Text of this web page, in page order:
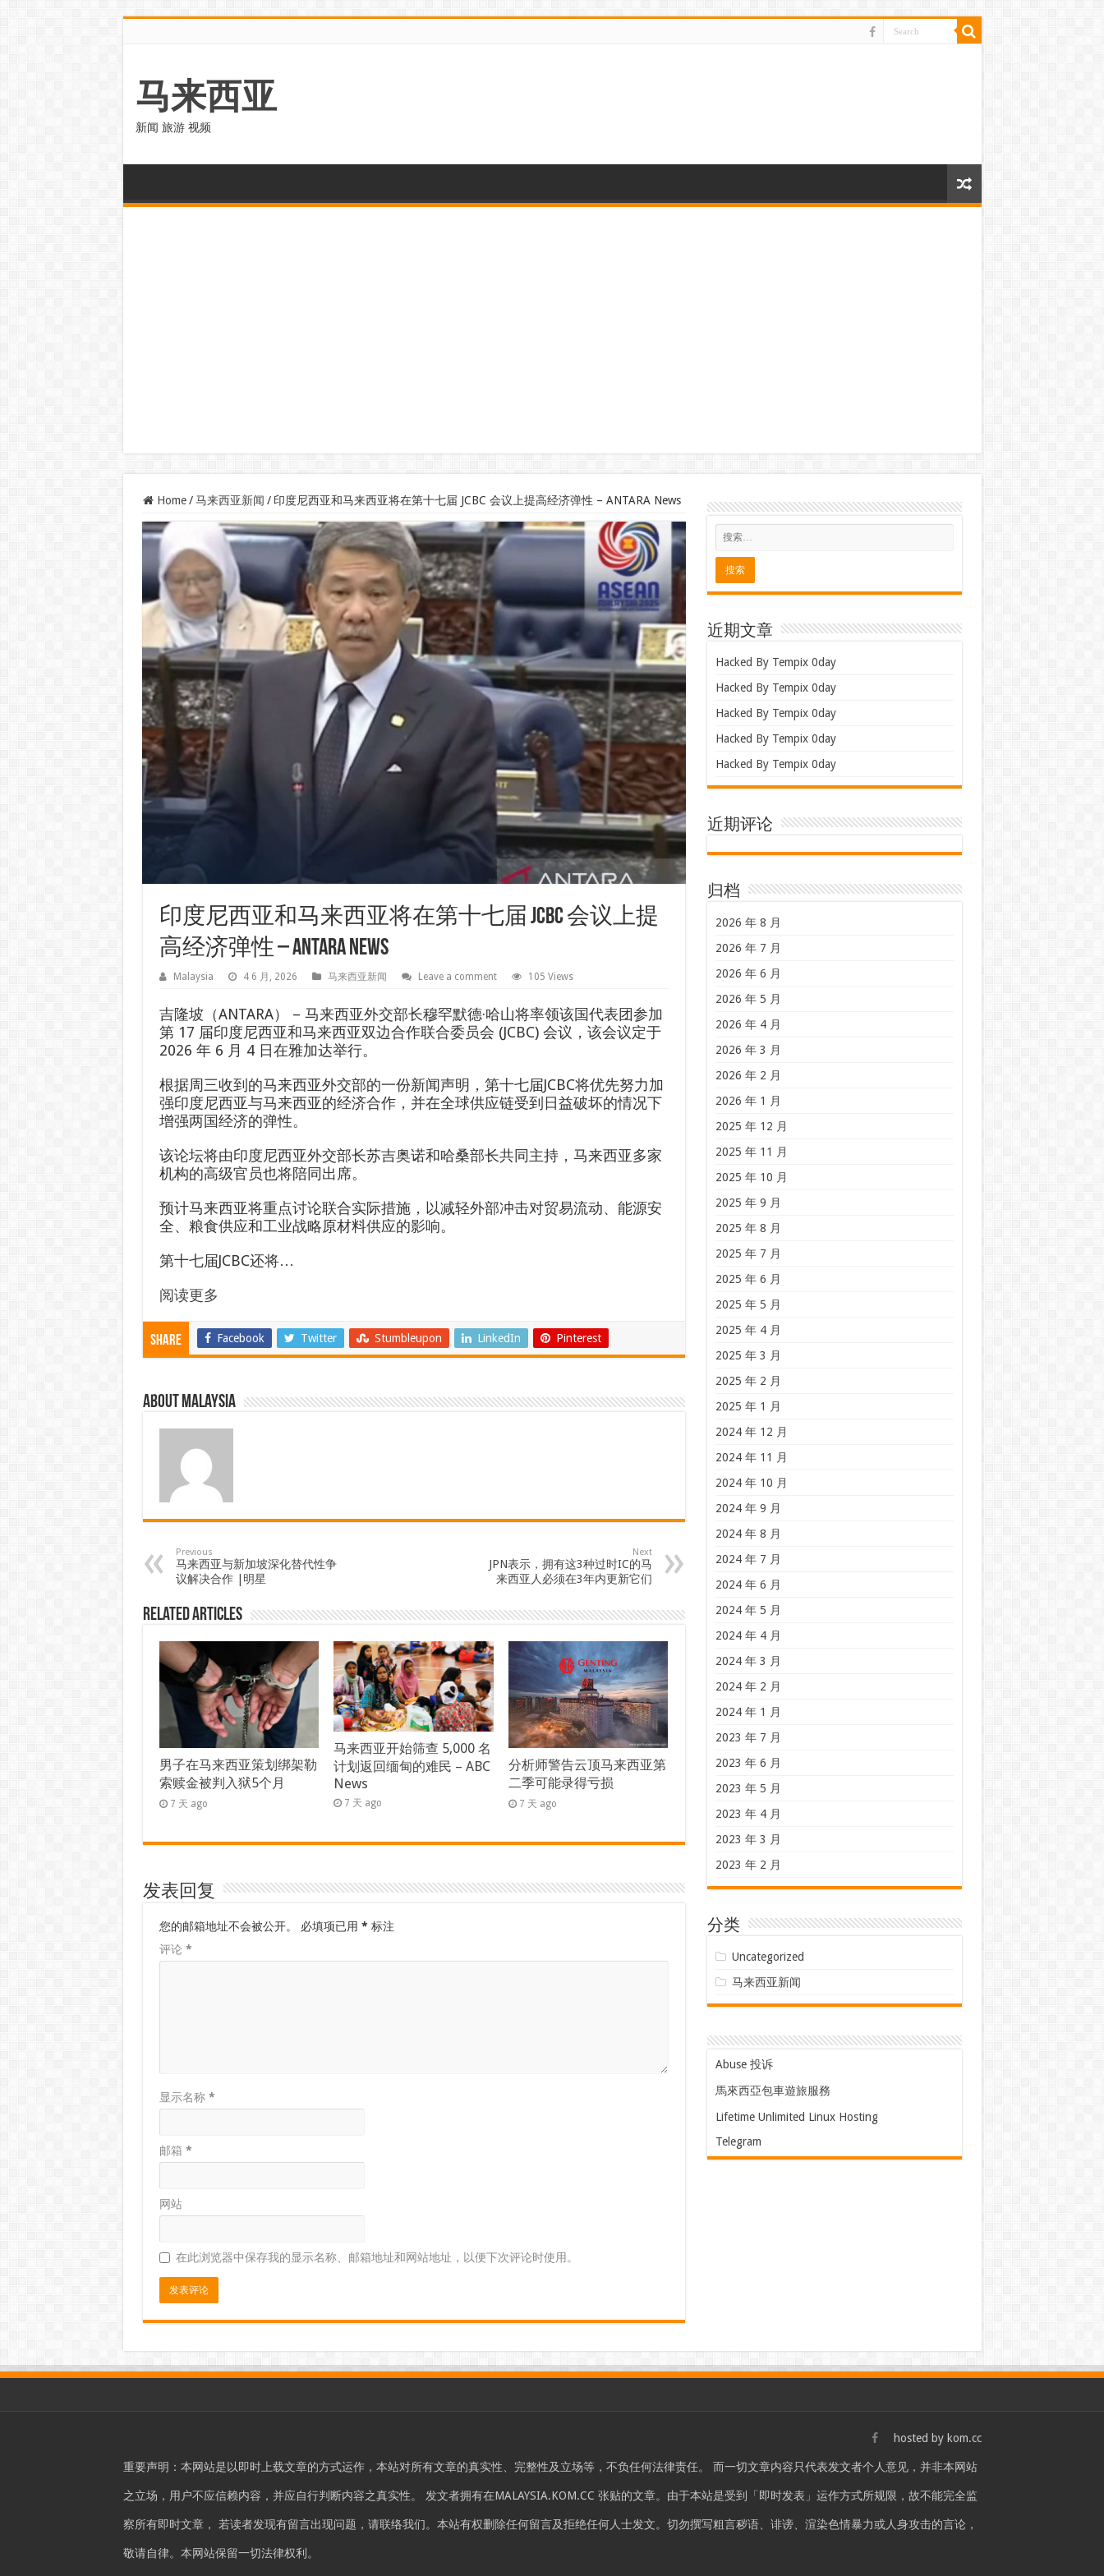
马来西亚
新闻 旅游 视频
Home / 马来西亚新闻 / 印度尼西亚和马来西亚将在第十七届 JCBC 会议上提高经济弹性 – ANTARA News
印度尼西亚和马来西亚将在第十七届 JCBC 会议上提
高经济弹性 – ANTARA News
Malaysia 4 6 月, 2026 马来西亚新闻 Leave a comment 105 Views
吉隆坡（ANTARA） – 马来西亚外交部长穆罕默德·哈山将率领该国代表团参加
第 17 届印度尼西亚和马来西亚双边合作联合委员会 (JCBC) 会议，该会议定于
2026 年 6 月 4 日在雅加达举行。
根据周三收到的马来西亚外交部的一份新闻声明，第十七届JCBC将优先努力加
强印度尼西亚与马来西亚的经济合作，并在全球供应链受到日益破坏的情况下
增强两国经济的弹性。
该论坛将由印度尼西亚外交部长苏吉奥诺和哈桑部长共同主持，马来西亚多家
机构的高级官员也将陪同出席。
预计马来西亚将重点讨论联合实际措施，以减轻外部冲击对贸易流动、能源安
全、粮食供应和工业战略原材料供应的影响。
第十七届JCBC还将…
阅读更多
Share Facebook Twitter Stumbleupon LinkedIn Pinterest
About Malaysia
Previous
马来西亚与新加坡深化替代性争
议解决合作 |明星
Next
JPN表示，拥有这3种过时IC的马
来西亚人必须在3年内更新它们
Related Articles
男子在马来西亚策划绑架勒
索赎金被判入狱5个月
7 天 ago
马来西亚开始筛查 5,000 名
计划返回缅甸的难民 – ABC
News
7 天 ago
分析师警告云顶马来西亚第
二季可能录得亏损
7 天 ago
发表回复
您的邮箱地址不会被公开。 必填项已用 * 标注
评论 *
显示名称 *
邮箱 *
网站
在此浏览器中保存我的显示名称、邮箱地址和网站地址，以便下次评论时使用。
近期文章
Hacked By Tempix 0day
Hacked By Tempix 0day
Hacked By Tempix 0day
Hacked By Tempix 0day
Hacked By Tempix 0day
近期评论
归档
2026 年 8 月
2026 年 7 月
2026 年 6 月
2026 年 5 月
2026 年 4 月
2026 年 3 月
2026 年 2 月
2026 年 1 月
2025 年 12 月
2025 年 11 月
2025 年 10 月
2025 年 9 月
2025 年 8 月
2025 年 7 月
2025 年 6 月
2025 年 5 月
2025 年 4 月
2025 年 3 月
2025 年 2 月
2025 年 1 月
2024 年 12 月
2024 年 11 月
2024 年 10 月
2024 年 9 月
2024 年 8 月
2024 年 7 月
2024 年 6 月
2024 年 5 月
2024 年 4 月
2024 年 3 月
2024 年 2 月
2024 年 1 月
2023 年 7 月
2023 年 6 月
2023 年 5 月
2023 年 4 月
2023 年 3 月
2023 年 2 月
分类
Uncategorized
马来西亚新闻
Abuse 投诉
馬來西亞包車遊旅服務
Lifetime Unlimited Linux Hosting
Telegram
hosted by kom.cc
重要声明：本网站是以即时上载文章的方式运作，本站对所有文章的真实性、完整性及立场等，不负任何法律责任。 而一切文章内容只代表发文者个人意见，并非本网站
之立场，用户不应信赖内容，并应自行判断内容之真实性。 发文者拥有在MALAYSIA.KOM.CC 张贴的文章。由于本站是受到「即时发表」运作方式所规限，故不能完全监
察所有即时文章， 若读者发现有留言出现问题，请联络我们。本站有权删除任何留言及拒绝任何人士发文。切勿撰写粗言秽语、诽谤、渲染色情暴力或人身攻击的言论，
敬请自律。本网站保留一切法律权利。